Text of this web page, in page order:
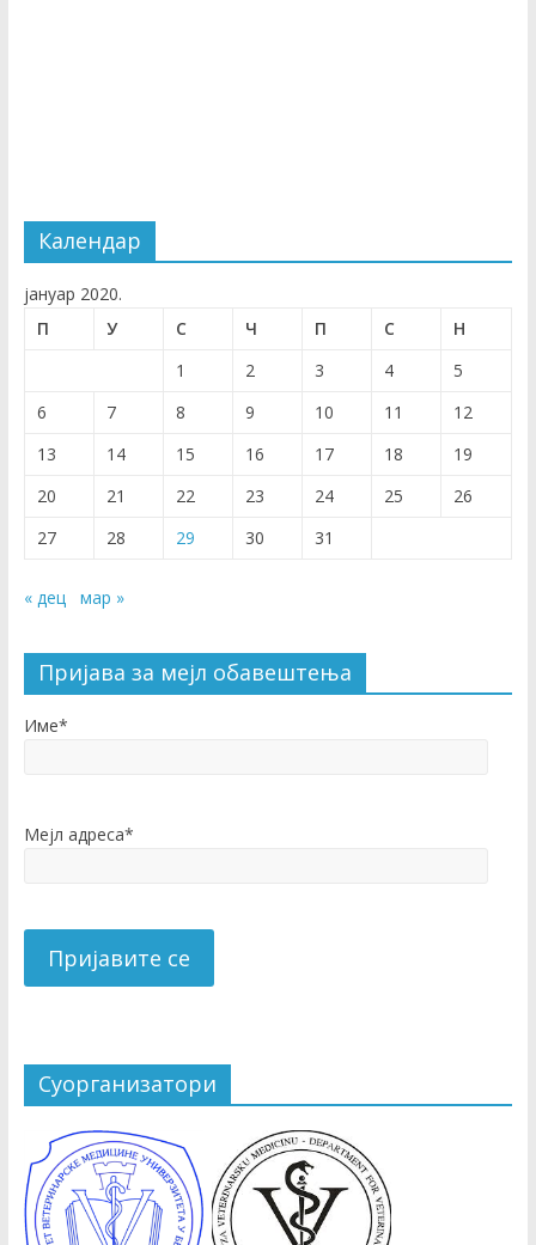
Календар
јануар 2020.
П
У С Ч П С
Н
1
2 3 4
5
6
7 8 9 10 11
12
13
14 15 16 17 18
19
20
21 22 23 24 25
26
27
28 29 30 31
« дец мар »
Пријава за мејл обавештења
Име*
Мејл адреса*
Суорганизатори